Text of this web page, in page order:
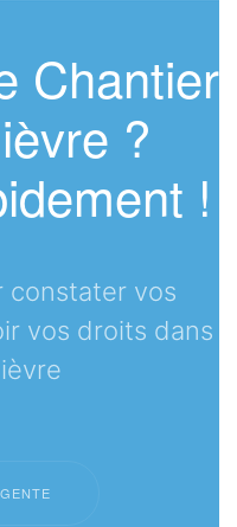
Chantier
?
!
constater vos
vos droits dans